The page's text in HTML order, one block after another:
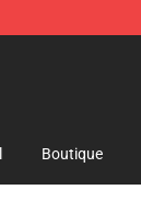
Boutique